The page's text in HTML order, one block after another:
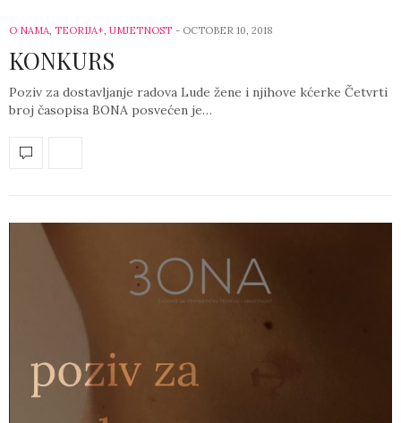
O NAMA, TEORIJA+, UMJETNOST - OCTOBER 10, 2018
KONKURS
Poziv za dostavljanje radova Lude žene i njihove kćerke Četvrti
broj časopisa BONA posvećen je…